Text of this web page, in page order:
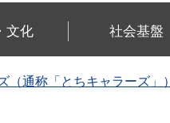
文化 社会基盤
（通称「とちキャラーズ」）